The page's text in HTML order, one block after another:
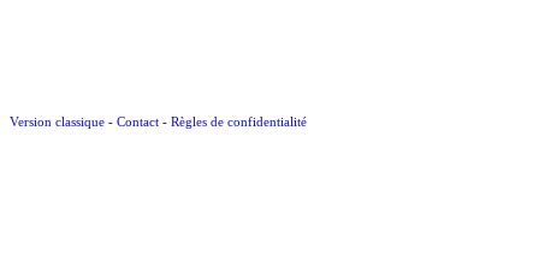
Version classique - Contact - Règles de confidentialité